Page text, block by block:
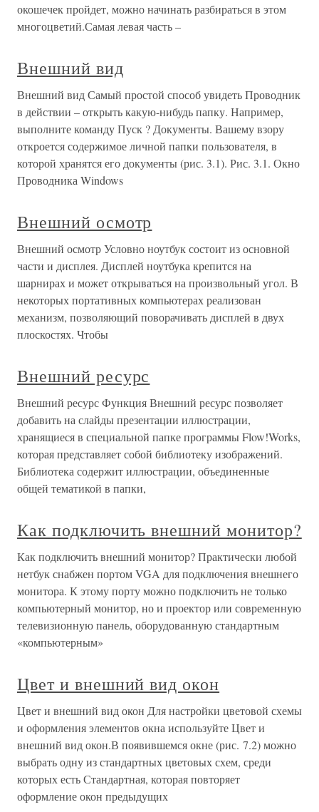
окошечек пройдет, можно начинать разбираться в этом
многоцветий.Самая левая часть –
Внешний вид
Внешний вид Самый простой способ увидеть Проводник
в действии – открыть какую-нибудь папку. Например,
выполните команду Пуск ? Документы. Вашему взору
откроется содержимое личной папки пользователя, в
которой хранятся его документы (рис. 3.1). Рис. 3.1. Окно
Проводника Windows
Внешний осмотр
Внешний осмотр Условно ноутбук состоит из основной
части и дисплея. Дисплей ноутбука крепится на
шарнирах и может открываться на произвольный угол. В
некоторых портативных компьютерах реализован
механизм, позволяющий поворачивать дисплей в двух
плоскостях. Чтобы
Внешний ресурс
Внешний ресурс Функция Внешний ресурс позволяет
добавить на слайды презентации иллюстрации,
хранящиеся в специальной папке программы Flow!Works,
которая представляет собой библиотеку изображений.
Библиотека содержит иллюстрации, объединенные
общей тематикой в папки,
Как подключить внешний монитор?
Как подключить внешний монитор? Практически любой
нетбук снабжен портом VGA для подключения внешнего
монитора. К этому порту можно подключить не только
компьютерный монитор, но и проектор или современную
телевизионную панель, оборудованную стандартным
«компьютерным»
Цвет и внешний вид окон
Цвет и внешний вид окон Для настройки цветовой схемы
и оформления элементов окна используйте Цвет и
внешний вид окон.В появившемся окне (рис. 7.2) можно
выбрать одну из стандартных цветовых схем, среди
которых есть Стандартная, которая повторяет
оформление окон предыдущих